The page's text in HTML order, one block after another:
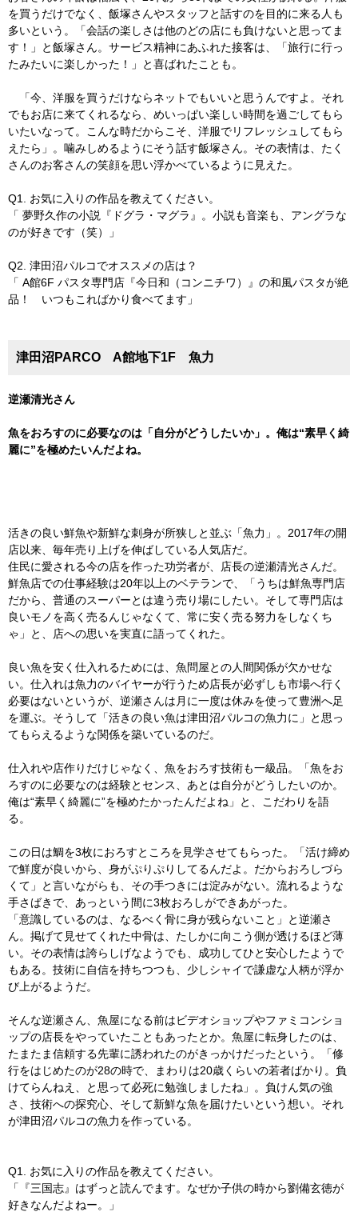
を買うだけでなく、飯塚さんやスタッフと話すのを目的に来る人も
多いという。「会話の楽しさは他のどの店にも負けないと思ってま
す！」と飯塚さん。サービス精神にあふれた接客は、「旅行に行っ
たみたいに楽しかった！」と喜ばれたことも。
「今、洋服を買うだけならネットでもいいと思うんですよ。それ
でもお店に来てくれるなら、めいっぱい楽しい時間を過ごしてもら
いたいなって。こんな時だからこそ、洋服でリフレッシュしてもら
えたら」。噛みしめるようにそう話す飯塚さん。その表情は、たく
さんのお客さんの笑顔を思い浮かべているように見えた。
Q1. お気に入りの作品を教えてください。
「 夢野久作の小説『ドグラ・マグラ』。小説も音楽も、アングラな
のが好きです（笑）」
Q2. 津田沼パルコでオススメの店は？
「 A館6F パスタ専門店『今日和（コンニチワ）』の和風パスタが絶
品！ いつもこればかり食べてます」
津田沼PARCO A館地下1F 魚力
逆瀬清光さん
魚をおろすのに必要なのは「自分がどうしたいか」。 俺は“素早く綺
麗に”を極めたいんだよね。
活きの良い鮮魚や新鮮な刺身が所狭しと並ぶ「魚力」。2017年の開
店以来、毎年売り上げを伸ばしている人気店だ。
住民に愛される今の店を作った功労者が、店長の逆瀬清光さんだ。
鮮魚店での仕事経験は20年以上のベテランで、「うちは鮮魚専門店
だから、普通のスーパーとは違う売り場にしたい。そして専門店は
良いモノを高く売るんじゃなくて、常に安く売る努力をしなくち
ゃ」と、店への思いを実直に語ってくれた。
良い魚を安く仕入れるためには、魚問屋との人間関係が欠かせな
い。仕入れは魚力のバイヤーが行うため店長が必ずしも市場へ行く
必要はないというが、逆瀬さんは月に一度は休みを使って豊洲へ足
を運ぶ。そうして「活きの良い魚は津田沼パルコの魚力に」と思っ
てもらえるような関係を築いているのだ。
仕入れや店作りだけじゃなく、魚をおろす技術も一級品。「魚をお
ろすのに必要なのは経験とセンス、あとは自分がどうしたいのか。
俺は“素早く綺麗に”を極めたかったんだよね」と、こだわりを語
る。
この日は鯛を3枚におろすところを見学させてもらった。「活け締め
で鮮度が良いから、身がぷりぷりしてるんだよ。だからおろしづら
くて」と言いながらも、その手つきには淀みがない。流れるような
手さばきで、あっという間に3枚おろしができあがった。
「意識しているのは、なるべく骨に身が残らないこと」と逆瀬さ
ん。掲げて見せてくれた中骨は、たしかに向こう側が透けるほど薄
い。その表情は誇らしげなようでも、成功してひと安心したようで
もある。技術に自信を持ちつつも、少しシャイで謙虚な人柄が浮か
び上がるようだ。
そんな逆瀬さん、魚屋になる前はビデオショップやファミコンショ
ップの店長をやっていたこともあったとか。魚屋に転身したのは、
たまたま信頼する先輩に誘われたのがきっかけだったという。「修
行をはじめたのが28の時で、まわりは20歳くらいの若者ばかり。負
けてらんねえ、と思って必死に勉強しましたね」。負けん気の強
さ、技術への探究心、そして新鮮な魚を届けたいという想い。それ
が津田沼パルコの魚力を作っている。
Q1. お気に入りの作品を教えてください。
「『三国志』はずっと読んでます。なぜか子供の時から劉備玄徳が
好きなんだよねー。」